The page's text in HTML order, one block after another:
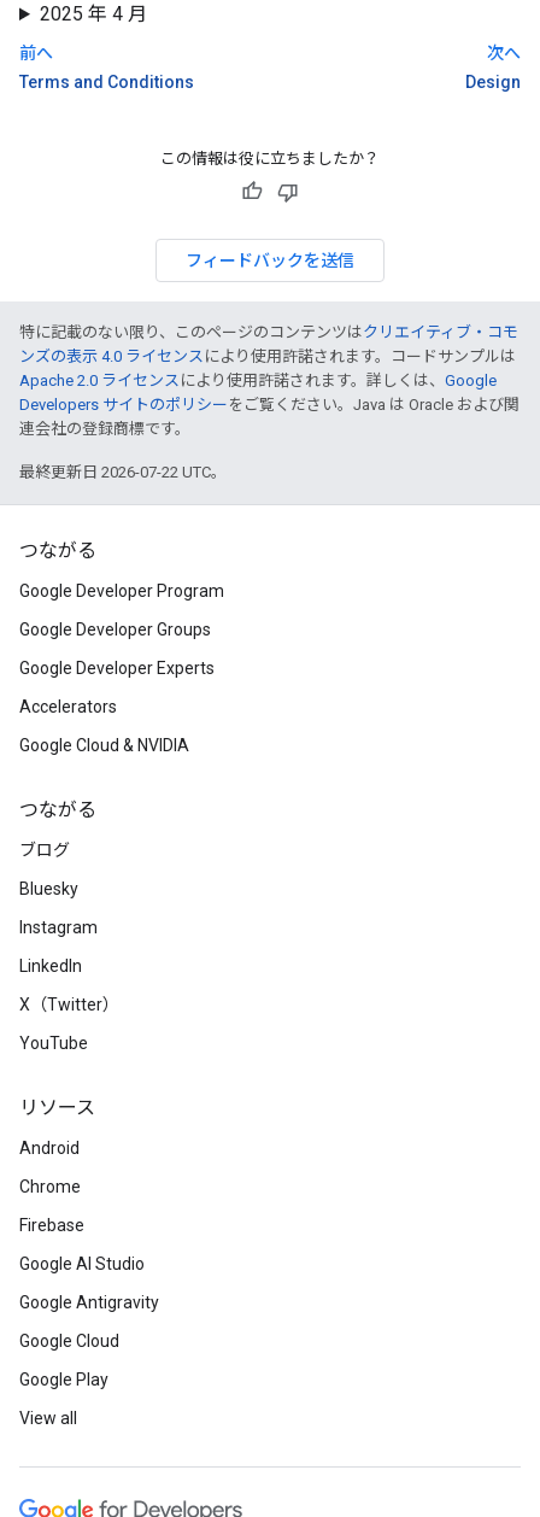
2025 年 4 月
前へ
Terms and Conditions
次へ
Design
この情報は役に立ちましたか？
フィードバックを送信
特に記載のない限り、このページのコンテンツはクリエイティブ・コモ
ンズの表示 4.0 ライセンス により使用許諾されます。コードサンプルは
Apache 2.0 ライセンス により使用許諾されます。詳しくは、 Google
Developers サイトのポリシー をご覧ください。Java は Oracle および関
連会社の登録商標です。
最終更新日 2026-07-22 UTC。
つながる
Google Developer Program
Google Developer Groups
Google Developer Experts
Accelerators
Google Cloud & NVIDIA
つながる
ブログ
Bluesky
Instagram
LinkedIn
X（Twitter）
YouTube
リソース
Android
Chrome
Firebase
Google AI Studio
Google Antigravity
Google Cloud
Google Play
View all